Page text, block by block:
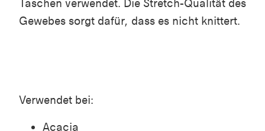
Taschen verwendet. Die Stretch-Qualität des
Gewebes sorgt dafür, dass es nicht knittert.
Verwendet bei:
Acacia